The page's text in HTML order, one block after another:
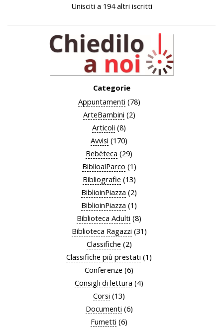
Unisciti a 194 altri iscritti
Categorie
Appuntamenti (78)
ArteBambini (2)
Articoli (8)
Avvisi (170)
Bebèteca (29)
BiblioalParco (1)
Bibliografie (13)
BiblioinPiazza (2)
BiblioinPiazza (1)
Biblioteca Adulti (8)
Biblioteca Ragazzi (31)
Classifiche (2)
Classifiche più prestati (1)
Conferenze (6)
Consigli di lettura (4)
Corsi (13)
Documenti (6)
Fumetti (6)